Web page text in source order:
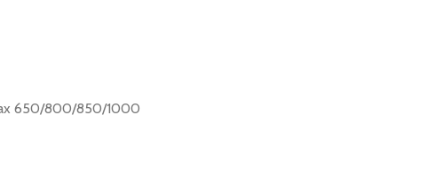
650/800/850/1000